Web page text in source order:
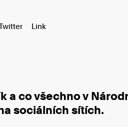
Link
a co všechno v
sociálních sítích.